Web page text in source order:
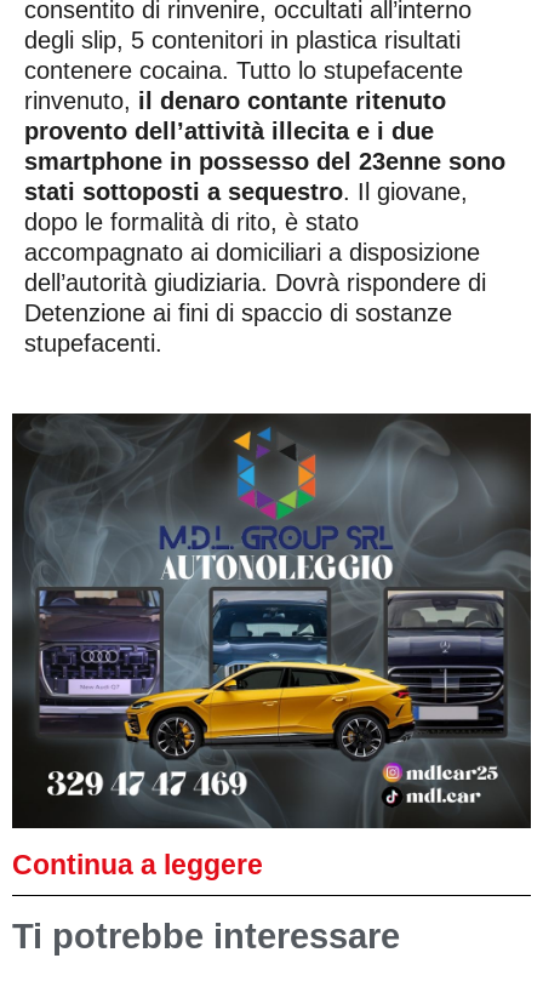
consentito di rinvenire, occultati all’interno
degli slip, 5 contenitori in plastica risultati
contenere cocaina. Tutto lo stupefacente
rinvenuto, il denaro contante ritenuto
provento dell’attività illecita e i due
smartphone in possesso del 23enne sono
stati sottoposti a sequestro. Il giovane,
dopo le formalità di rito, è stato
accompagnato ai domiciliari a disposizione
dell’autorità giudiziaria. Dovrà rispondere di
Detenzione ai fini di spaccio di sostanze
stupefacenti.
Continua a leggere
Ti potrebbe interessare